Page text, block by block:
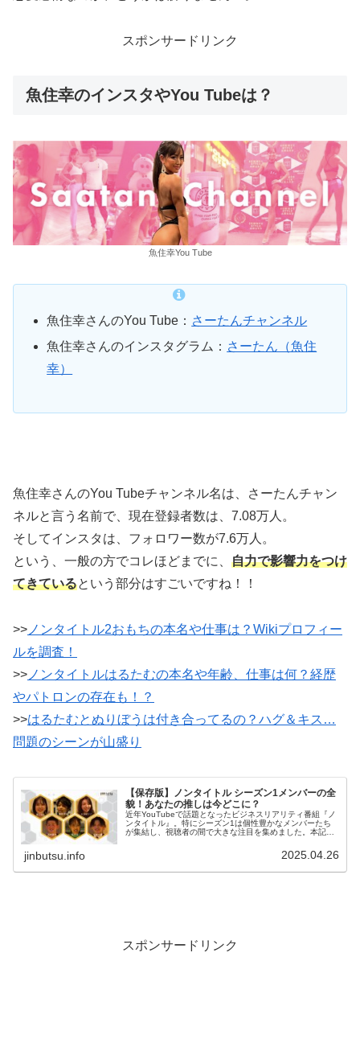
スポンサードリンク
魚住幸のインスタやYou Tubeは？
魚住幸You Tube
魚住幸さんのYou Tube： さーたんチャンネル
魚住幸さんのインスタグラム： さーたん（魚住
幸）
魚住幸さんのYou Tubeチャンネル名は、さーたんチャン
ネルと言う名前で、現在登録者数は、7.08万人。
そしてインスタは、フォロワー数が7.6万人。
という、一般の方でコレほどまでに、 自力で影響力をつけ
てきているという部分はすごいですね！！
>> ノンタイトル2おもちの本名や仕事は？Wikiプロフィー
ルを調査！
>> ノンタイトルはるたむの本名や年齢、仕事は何？経歴
やパトロンの存在も！？
>>はるたむとぬりぼうは付き合ってるの？ハグ＆キス…
問題のシーンが山盛り
【保存版】ノンタイトル シーズン1メンバーの全
貌！あなたの推しは今どこに？
近年YouTubeで話題となったビジネスリアリティ番組『ノ
ンタイトル』。特にシーズン1は個性豊かなメンバーたち
が集結し、視聴者の間で大きな注目を集めました。本記事
jinbutsu.info 2025.04.26
スポンサードリンク